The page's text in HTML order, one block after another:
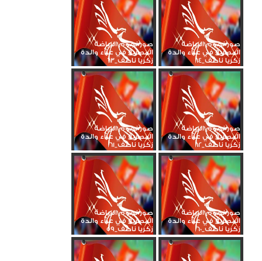
صور نجوم الرياضة
المصرية في عزاء والدة
زكريا ناصف_64
صور نجوم الرياضة
المصرية في عزاء والدة
زكريا ناصف_63
صور نجوم الرياضة
المصرية في عزاء والدة
زكريا ناصف_62
صور نجوم الرياضة
المصرية في عزاء والدة
زكريا ناصف_61
صور نجوم الرياضة
المصرية في عزاء والدة
زكريا ناصف_60
صور نجوم الرياضة
المصرية في عزاء والدة
زكريا ناصف_59